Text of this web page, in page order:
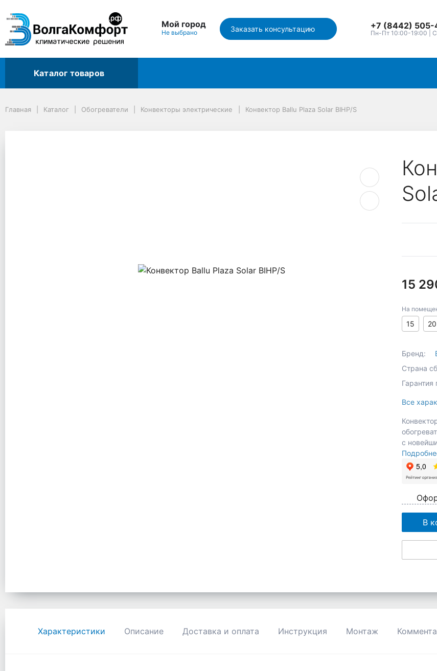
Мой город
Не выбрано Заказать консультацию +7 (8442)
Пн-Пт 10:00-19:00 |
Каталог товаров
Конвекторы электрические
Конвектор Ballu Plaza Solar BIHP/S
Главная Каталог Обогреватели Конвекторы электрические Конвектор Ballu Plaza Solar BIHP/S
15
На
15 20
Бренд:
Страна
Гарантия
Все
с
В
Характеристики Описание Доставка и оплата Инструкция Монтаж